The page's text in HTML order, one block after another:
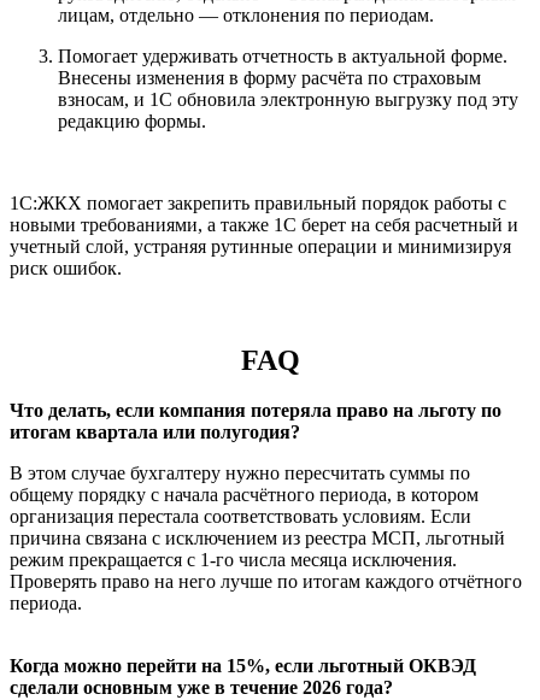
лицам, отдельно — отклонения по периодам.
Помогает удерживать отчетность в актуальной форме.
Внесены изменения в форму расчёта по страховым
взносам, и 1С обновила электронную выгрузку под эту
редакцию формы.
1С:ЖКХ помогает закрепить правильный порядок работы с
новыми требованиями, а также 1С берет на себя расчетный и
учетный слой, устраняя рутинные операции и минимизируя
риск ошибок.
FAQ
Что делать, если компания потеряла право на льготу по
итогам квартала или полугодия?
В этом случае бухгалтеру нужно пересчитать суммы по
общему порядку с начала расчётного периода, в котором
организация перестала соответствовать условиям. Если
причина связана с исключением из реестра МСП, льготный
режим прекращается с 1-го числа месяца исключения.
Проверять право на него лучше по итогам каждого отчётного
периода.
Когда можно перейти на 15%, если льготный ОКВЭД
сделали основным уже в течение 2026 года?